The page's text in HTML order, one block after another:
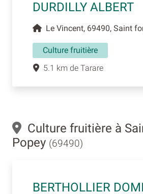
DURDILLY ALBERT
Le Vincent, 69490, Saint
Culture fruitière
5.1 km de Tarare
Culture fruitière à
Popey (69490)
BERTHOLLIER